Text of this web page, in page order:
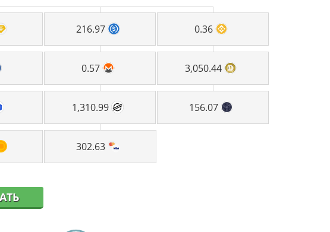
216.97 0.36
0.57 3,050.44
1,310.99 156.07
302.63